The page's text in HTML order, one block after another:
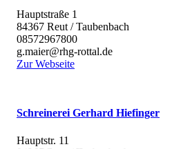
Hauptstraße 1
84367 Reut / Taubenbach
08572967800
g.maier@rhg-rottal.de
Zur Webseite
Schreinerei Gerhard Hiefinger
Hauptstr. 11